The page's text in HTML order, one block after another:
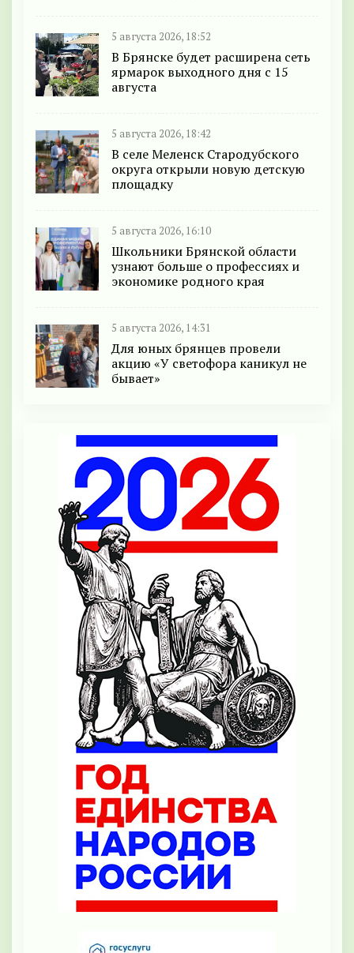
5 августа 2026, 18:52
В Брянске будет расширена сеть
ярмарок выходного дня с 15
августа
5 августа 2026, 18:42
В селе Меленск Стародубского
округа открыли новую детскую
площадку
5 августа 2026, 16:10
Школьники Брянской области
узнают больше о профессиях и
экономике родного края
5 августа 2026, 14:31
Для юных брянцев провели
акцию «У светофора каникул не
бывает»